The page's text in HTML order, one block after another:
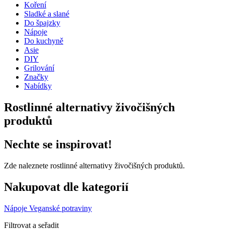
Koření
Sladké a slané
Do špajzky
Nápoje
Do kuchyně
Asie
DIY
Grilování
Značky
Nabídky
Rostlinné alternativy živočišných
produktů
Nechte se inspirovat!
Zde naleznete rostlinné alternativy živočišných produktů.
Nakupovat dle kategorií
Nápoje Veganské potraviny
Filtrovat a seřadit